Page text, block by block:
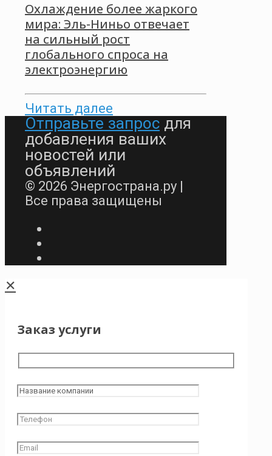
Охлаждение более жаркого
мира: Эль-Ниньо отвечает
на сильный рост
глобального спроса на
электроэнергию
Читать далее
Отправьте запрос для
добавления ваших
новостей или
объявлений
© 2026 Энергострана.ру |
Все права защищены
✕
Заказ услуги